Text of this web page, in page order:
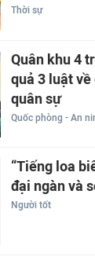
Thời sự
Quân khu 4
quả 3 luật về
quân sự
Quốc phòng - An
“Tiếng loa
đại ngàn và
Người tốt